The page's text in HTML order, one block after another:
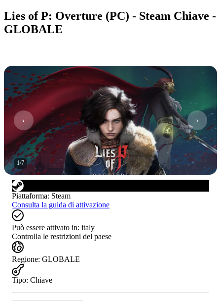
Lies of P: Overture (PC) - Steam Chiave -
GLOBALE
1/7
Piattaforma: Steam
Consulta la guida di attivazione
Può essere attivato in: italy
Controlla le restrizioni del paese
Regione: GLOBALE
Tipo: Chiave